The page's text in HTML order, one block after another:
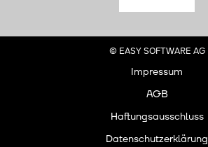
© EASY SOFTWARE AG
Impressum
AGB
Haftungsausschluss
Datenschutzerklärung